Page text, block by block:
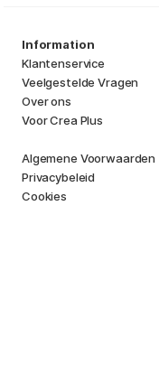
Information
Klantenservice
Veelgestelde Vragen
Over ons
Voor Crea Plus
Algemene Voorwaarden
Privacybeleid
Cookies